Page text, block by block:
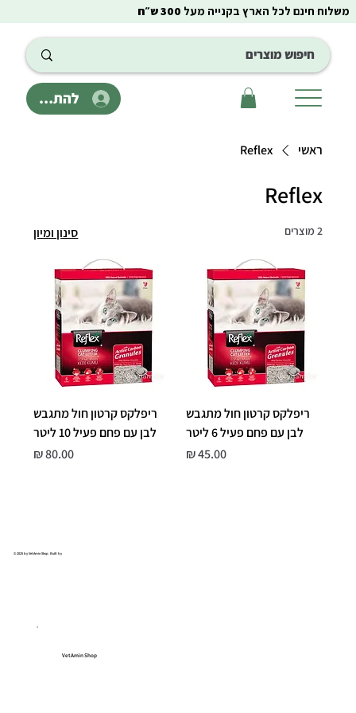
להתחבר
משלוח חינם לכל הארץ בקנייה מעל 300 ש״ח
ראשי Reflex
Reflex
2 מוצרים סינון ומיון
ריפלקס קרטון חול מתגבש
לבן עם פחם פעיל 6 ליטר
מחיר
ריפלקס קרטון חול מתגבש
לבן עם פחם פעיל 10 ליטר
מחיר
VetAmin Shop
© 2025 by VetAmin Shop. Built by